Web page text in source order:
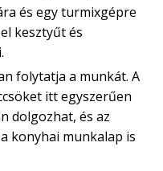
és egy turmixgépre
kesztyűt és
folytatja a munkát. A
itt egyszerűen
dolgozhat, és az
konyhai munkalap is